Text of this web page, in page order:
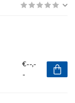
€--,-
-